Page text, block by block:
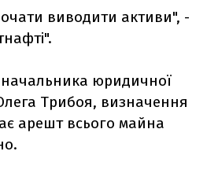
виводити активи", -
юридичної
Трибоя, визначення
арешт всього майна